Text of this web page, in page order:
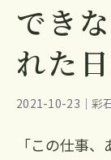
でき
れた
2021-10-23｜彩
「この仕事